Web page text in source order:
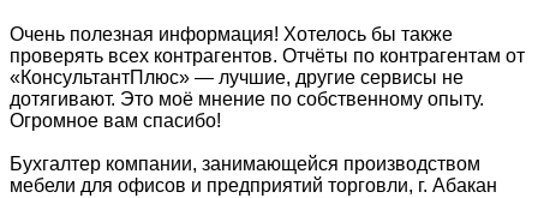
Очень полезная информация! Хотелось бы также
проверять всех контрагентов. Отчёты по контрагентам от
«КонсультантПлюс» — лучшие, другие сервисы не
дотягивают. Это моё мнение по собственному опыту.
Огромное вам спасибо!
Бухгалтер компании, занимающейся производством
мебели для офисов и предприятий торговли, г. Абакан